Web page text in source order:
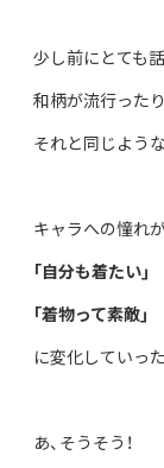
少し前にとても
和柄が流行った
それと同じよう
キャラへの憧れ
｢自分も着たい｣
｢着物って素敵｣
に変化していっ
あ、そうそう！